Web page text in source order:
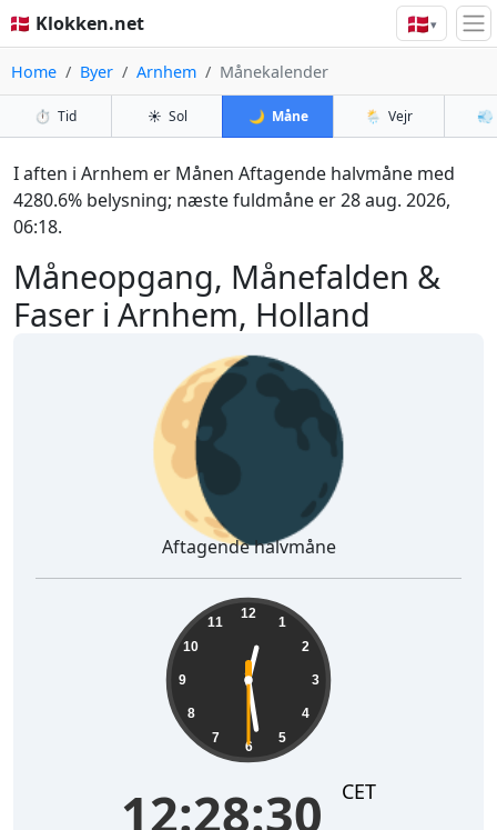
🇩🇰 Klokken.net 🇩🇰▾
Home Byer Arnhem Månekalender
⏱️ Tid ☀️ Sol 🌙 Måne 🌦️ Vejr 💨
Måneopgang, Månefalden &
Faser i Arnhem, Holland
I aften i Arnhem er Månen Aftagende halvmåne med
4280.6% belysning; næste fuldmåne er 28 aug. 2026,
06:18.
🌘
Aftagende halvmåne
12
1
2
3
4
5
6
7
8
9
10
11
12:28:31 CET